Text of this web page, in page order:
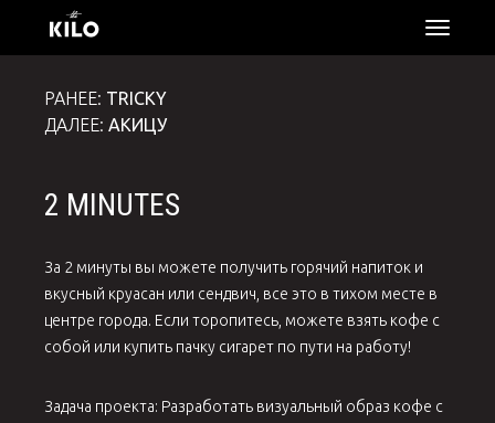
меню
РАНЕЕ: TRICKY
ДАЛЕЕ: АКИЦУ
2 MINUTES
За 2 минуты вы можете получить горячий напиток и
вкусный круасан или сендвич, все это в тихом месте в
центре города. Если торопитесь, можете взять кофе с
собой или купить пачку сигарет по пути на работу!
Задача проекта: Разработать визуальный образ кофе с